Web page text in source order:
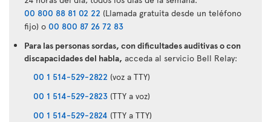
00 800 88 81 02 22 (Llamada gratuita desde un teléfono
fijo) o 00 800 87 26 72 83
Para las personas sordas, con dificultades auditivas o con
discapacidades del habla, acceda al servicio Bell Relay:
00 1 514-529-2822 (voz a TTY)
00 1 514-529-2823 (TTY a voz)
00 1 514-529-2824 (TTY a TTY)